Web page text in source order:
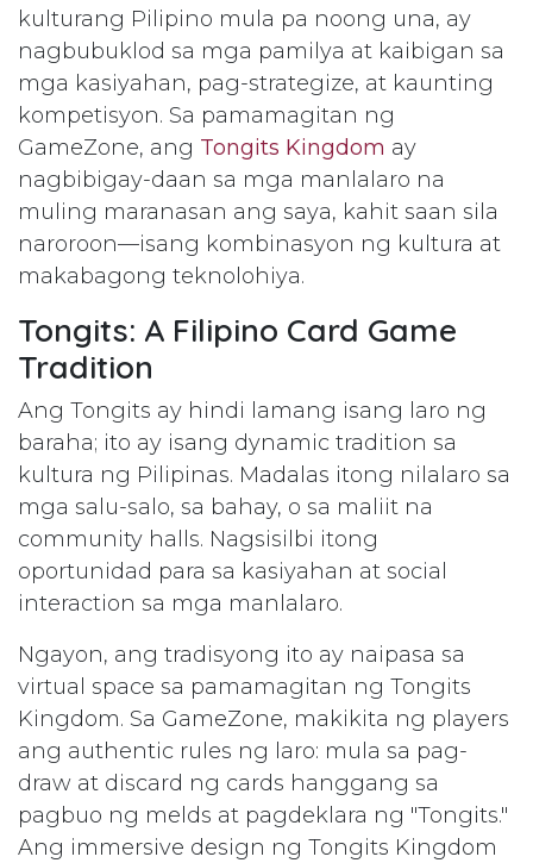
kulturang Pilipino mula pa noong una, ay
nagbubuklod sa mga pamilya at kaibigan sa
mga kasiyahan, pag-strategize, at kaunting
kompetisyon. Sa pamamagitan ng
GameZone, ang Tongits Kingdom ay
nagbibigay-daan sa mga manlalaro na
muling maranasan ang saya, kahit saan sila
naroroon—isang kombinasyon ng kultura at
makabagong teknolohiya.
Tongits: A Filipino Card Game
Tradition
Ang Tongits ay hindi lamang isang laro ng
baraha; ito ay isang dynamic tradition sa
kultura ng Pilipinas. Madalas itong nilalaro sa
mga salu-salo, sa bahay, o sa maliit na
community halls. Nagsisilbi itong
oportunidad para sa kasiyahan at social
interaction sa mga manlalaro.
Ngayon, ang tradisyong ito ay naipasa sa
virtual space sa pamamagitan ng Tongits
Kingdom. Sa GameZone, makikita ng players
ang authentic rules ng laro: mula sa pag-
draw at discard ng cards hanggang sa
pagbuo ng melds at pagdeklara ng "Tongits."
Ang immersive design ng Tongits Kingdom